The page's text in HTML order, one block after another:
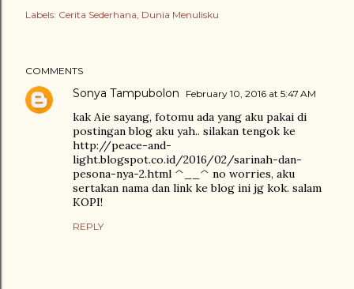
Labels: Cerita Sederhana Dunia Menulisku
COMMENTS
Sonya Tampubolon February 10, 2016 at 5:47 AM
kak Aie sayang, fotomu ada yang aku pakai di
postingan blog aku yah.. silakan tengok ke
http://peace-and-
light.blogspot.co.id/2016/02/sarinah-dan-
pesona-nya-2.html ^__^ no worries, aku
sertakan nama dan link ke blog ini jg kok. salam
KOPI!
REPLY